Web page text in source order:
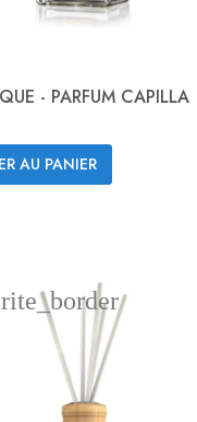
 Aperçu rapide
- PARFUM CAPILLA
AU PANIER